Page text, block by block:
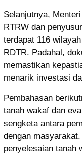
Selanjutnya,
RTRW dan
terdapat 116
RDTR. Padahal,
memastikan
menarik investasi
Pembahasan
tanah wakaf dan
sengketa antara
dengan
penyelesaian tanah